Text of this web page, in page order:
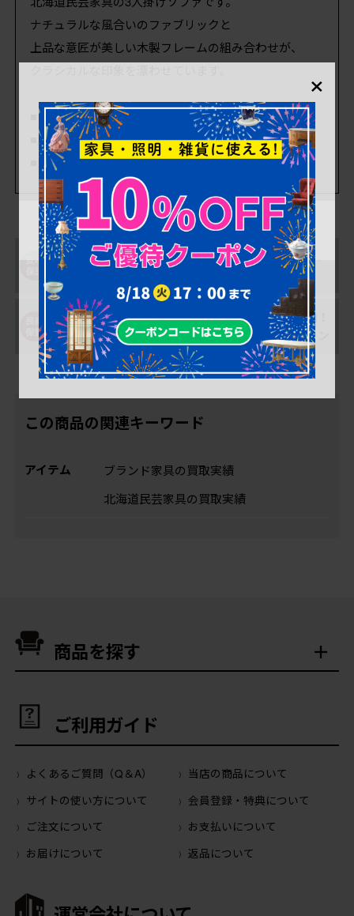
ナチュラルな風合いのファブリックと
上品な意匠が美しい木製フレームの組み合わせが、
■アームまでの高さ 500mm
■座面までの高さ 400mm
■重量 約32kg
購入後も安心！アフ
ター修理サポート
一部対象外を除き、
購入後、最大1年間
は無料で保管OK
搬入の不安を解消！
搬入安心オプション
この商品の関連キーワード
アイテム
ブランド家具の買取実績
北海道民芸家具の買取実績
商品を探す
ご利用ガイド
よくあるご質問（Q＆A）
当店の商品について
サイトの使い方について
会員登録・特典について
ご注文について
お支払いについて
お届けについて
返品について
×